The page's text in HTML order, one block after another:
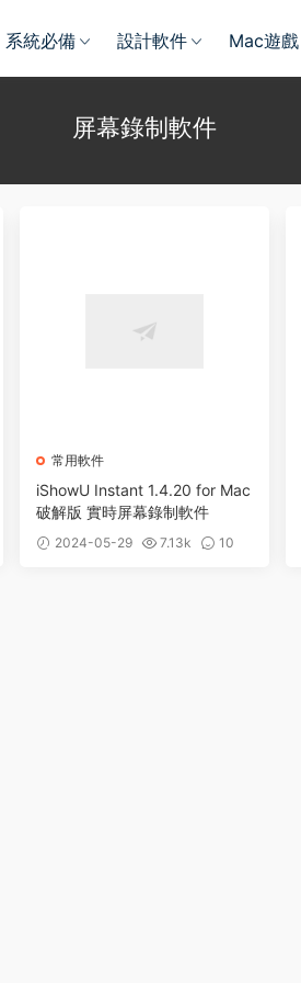
系統必備 設計軟件 Mac遊戲
屏幕錄制軟件
常用軟件
iShowU Instant 1.4.20 for Mac
破解版 實時屏幕錄制軟件
2024-05-29 7.13k 10